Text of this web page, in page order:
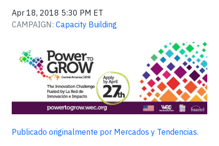
Apr 18, 2018 5:30 PM ET
CAMPAIGN: Capacity Building
Publicado originalmente por Mercados y Tendencias.